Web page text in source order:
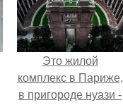
историческое
наследие.
Это жилой
комплекс в Париже,
в пригороде нуази -